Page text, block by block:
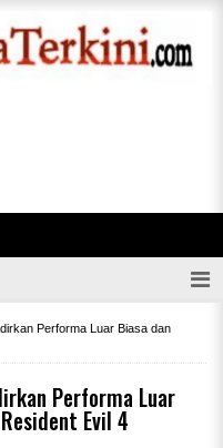
Performa Luar Biasa dan
Performa Luar
Evil 4